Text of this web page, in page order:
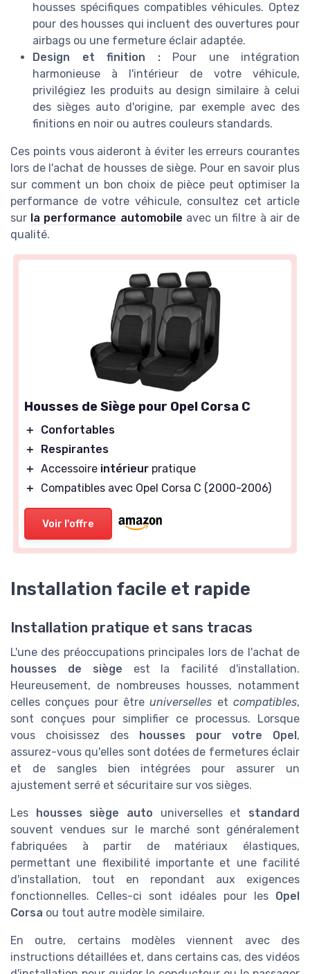
housses spécifiques compatibles véhicules. Optez
pour des housses qui incluent des ouvertures pour
airbags ou une fermeture éclair adaptée.
Design et finition :Pour une intégration
harmonieuse à l'intérieur de votre véhicule,
privilégiez les produits au design similaire à celui
des sièges auto d'origine, par exemple avec des
finitions en noir ou autres couleurs standards.
Ces points vous aideront à éviter les erreurs courantes
lors de l'achat de housses de siège. Pour en savoir plus
sur comment un bon choix de pièce peut optimiser la
performance de votre véhicule, consultez cet article
sur la performance automobile avec un filtre à air de
qualité.
Housses de Siège pour Opel Corsa C
＋
Confortables
＋
Respirantes
＋ Accessoire intérieur pratique
＋
Compatibles avec Opel Corsa C (2000-2006)
Voir l'offre
Installation facile et rapide
Installation pratique et sans tracas
L'une des préoccupations principales lors de l'achat de
housses de siège est la facilité d'installation.
Heureusement, de nombreuses housses, notamment
celles conçues pour êtreuniverselles etcompatibles,
sont conçues pour simplifier ce processus. Lorsque
vous choisissez des
housses pour votre Opel ,
assurez-vous qu'elles sont dotées de fermetures éclair
et de sangles bien intégrées pour assurer un
ajustement serré et sécuritaire sur vos sièges.
Les housses siège auto universelles et standard
souvent vendues sur le marché sont généralement
fabriquées à partir de matériaux élastiques,
permettant une flexibilité importante et une facilité
d'installation, tout en repondant aux exigences
fonctionnelles. Celles-ci sont idéales pour les Opel
Corsa ou tout autre modèle similaire.
En outre, certains modèles viennent avec des
instructions détaillées et, dans certains cas, des vidéos